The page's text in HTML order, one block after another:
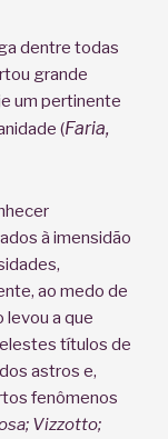
dentre todas
grande
um pertinente
(Faria,
à imensidão
ao medo de
a que
títulos de
astros e,
fenômenos
Vizzotto;